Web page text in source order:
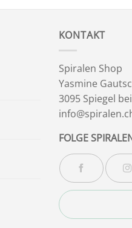
KONTAKT
Spiralen Shop
Yasmine
3095 Spiegel
FOLGE